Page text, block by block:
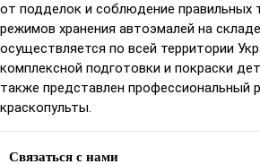
от подделок и соблюдение правильных
режимов хранения автоэмалей на
осуществляется по всей территории
комплексной подготовки и покраски
также представлен профессиональный
краскопульты.
Связаться с нами